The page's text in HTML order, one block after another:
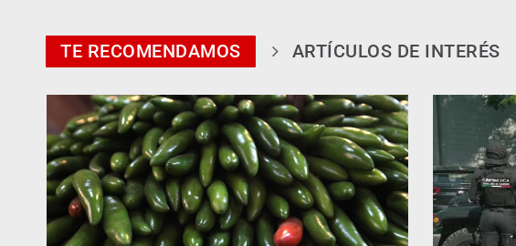
TE RECOMENDAMOS ARTÍCULOS DE INTERÉS